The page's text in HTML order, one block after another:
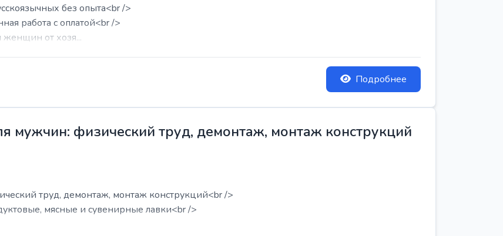
без опыта<br />
работа с оплатой<br />
от хозя...
Подробнее
мужчин: физический труд, демонтаж, монтаж конструкций
труд, демонтаж, монтаж конструкций<br />
мясные и сувенирные лавки<br />